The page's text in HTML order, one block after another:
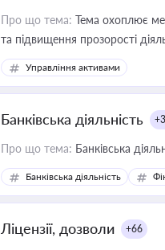
Про що тема: Тема охоплює
та підвищення прозорості
Управління активами
Банківська діяльність
Про що тема: Банківська
Банківська діяльність
Ліцензії, дозволи +66